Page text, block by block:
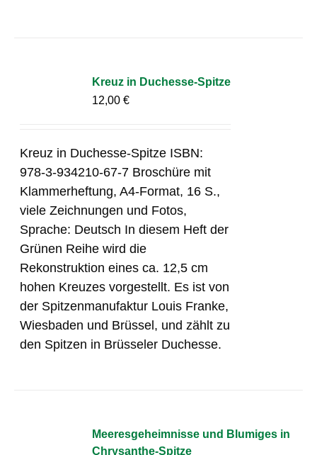
Kreuz in Duchesse-Spitze
12,00€
Kreuz in Duchesse-Spitze ISBN:
978-3-934210-67-7 Broschüre mit
Klammerheftung, A4-Format, 16 S.,
viele Zeichnungen und Fotos,
Sprache: Deutsch In diesem Heft der
Grünen Reihe wird die
Rekonstruktion eines ca. 12,5 cm
hohen Kreuzes vorgestellt. Es ist von
der Spitzenmanufaktur Louis Franke,
Wiesbaden und Brüssel, und zählt zu
den Spitzen in Brüsseler Duchesse.
Meeresgeheimnisse und Blumiges in
Chrysanthe-Spitze